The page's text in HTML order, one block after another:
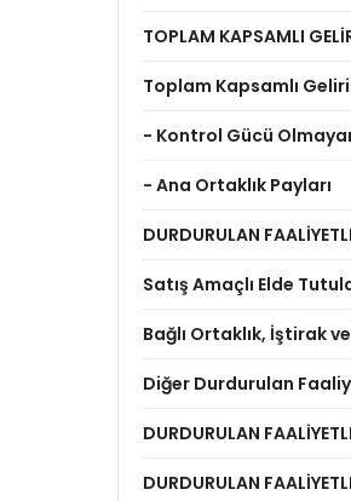
TOPLAM KAPSAMLI
Toplam Kapsamlı
- Kontrol Gücü
- Ana Ortaklık Payları
DURDURULAN
Satış Amaçlı Elde
Bağlı Ortaklık, İştirak
Diğer Durdurulan
DURDURULAN
DURDURULAN